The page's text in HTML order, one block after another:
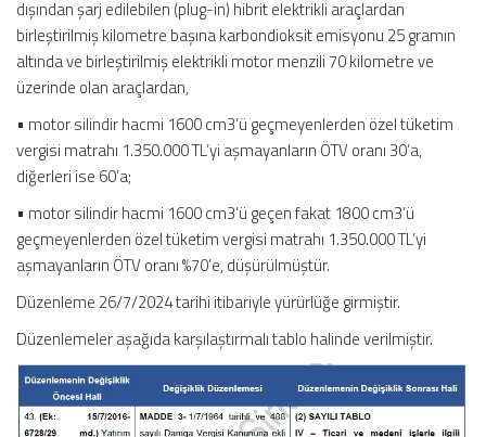
dışından şarj edilebilen (plug-in) hibrit elektrikli araçlardan
birleştirilmiş kilometre başına karbondioksit emisyonu 25 gramın
altında ve birleştirilmiş elektrikli motor menzili 70 kilometre ve
üzerinde olan araçlardan,
• motor silindir hacmi 1600 cm3’ü geçmeyenlerden özel tüketim
vergisi matrahı 1.350.000 TL’yi aşmayanların ÖTV oranı 30’a,
diğerleri ise 60’a;
• motor silindir hacmi 1600 cm3’ü geçen fakat 1800 cm3’ü
geçmeyenlerden özel tüketim vergisi matrahı 1.350.000 TL’yi
aşmayanların ÖTV oranı %70’e, düşürülmüştür.
Düzenleme 26/7/2024 tarihi itibariyle yürürlüğe girmiştir.
Düzenlemeler aşağıda karşılaştırmalı tablo halinde verilmiştir.